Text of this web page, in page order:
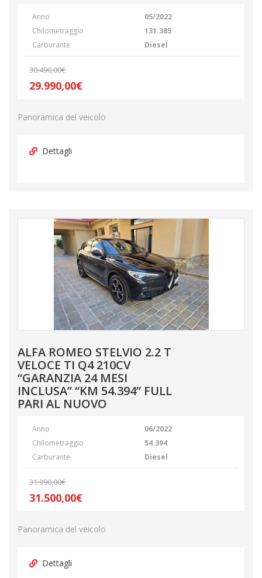
Anno
05/2022
Chilometraggio
131.385
Carburante
Diesel
30.490,00€
29.990,00€
Panoramica del veicolo
Dettagli
ALFA ROMEO STELVIO 2.2 T
VELOCE TI Q4 210CV
“GARANZIA 24 MESI
INCLUSA” “KM 54.394” FULL
PARI AL NUOVO
Anno
06/2022
Chilometraggio
54.394
Carburante
Diesel
31.990,00€
31.500,00€
Panoramica del veicolo
Dettagli